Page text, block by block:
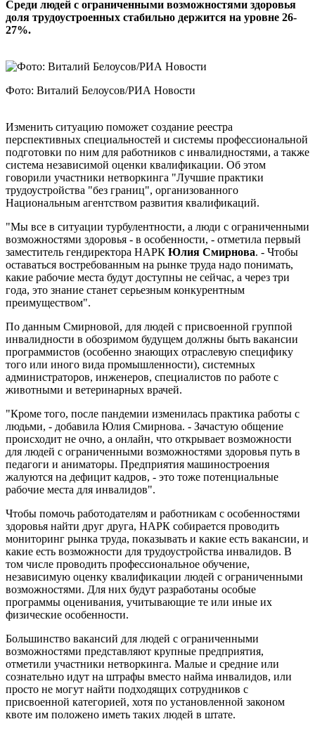
Среди людей с ограниченными возможностями здоровья
доля трудоустроенных стабильно держится на уровне 26-
27%.
Фото: Виталий Белоусов/РИА Новости
Изменить ситуацию поможет создание реестра
перспективных специальностей и системы профессиональной
подготовки по ним для работников с инвалидностями, а также
система независимой оценки квалификации. Об этом
говорили участники нетворкинга "Лучшие практики
трудоустройства "без границ", организованного
Национальным агентством развития квалификаций.
"Мы все в ситуации турбулентности, а люди с ограниченными
возможностями здоровья - в особенности, - отметила первый
заместитель гендиректора НАРК Юлия Смирнова. - Чтобы
оставаться востребованным на рынке труда надо понимать,
какие рабочие места будут доступны не сейчас, а через три
года, это знание станет серьезным конкурентным
преимуществом".
По данным Смирновой, для людей с присвоенной группой
инвалидности в обозримом будущем должны быть вакансии
программистов (особенно знающих отраслевую специфику
того или иного вида промышленности), системных
администраторов, инженеров, специалистов по работе с
животными и ветеринарных врачей.
"Кроме того, после пандемии изменилась практика работы с
людьми, - добавила Юлия Смирнова. - Зачастую общение
происходит не очно, а онлайн, что открывает возможности
для людей с ограниченными возможностями здоровья путь в
педагоги и аниматоры. Предприятия машиностроения
жалуются на дефицит кадров, - это тоже потенциальные
рабочие места для инвалидов".
Чтобы помочь работодателям и работникам с особенностями
здоровья найти друг друга, НАРК собирается проводить
мониторинг рынка труда, показывать и какие есть вакансии, и
какие есть возможности для трудоустройства инвалидов. В
том числе проводить профессиональное обучение,
независимую оценку квалификации людей с ограниченными
возможностями. Для них будут разработаны особые
программы оценивания, учитывающие те или иные их
физические особенности.
Большинство вакансий для людей с ограниченными
возможностями представляют крупные предприятия,
отметили участники нетворкинга. Малые и средние или
сознательно идут на штрафы вместо найма инвалидов, или
просто не могут найти подходящих сотрудников с
присвоенной категорией, хотя по установленной законом
квоте им положено иметь таких людей в штате.